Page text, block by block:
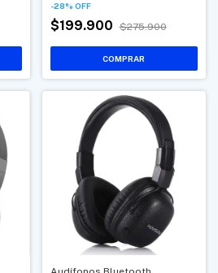
-28% OFF
$199.900 $275.900